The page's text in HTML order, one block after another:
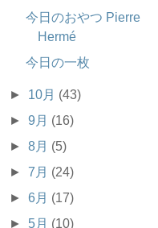
今日のおやつ Pierre
Hermé
今日の一枚
► 10月 (43)
►9月 (16)
►8月 (5)
►7月 (24)
►6月 (17)
► 5月 (10)